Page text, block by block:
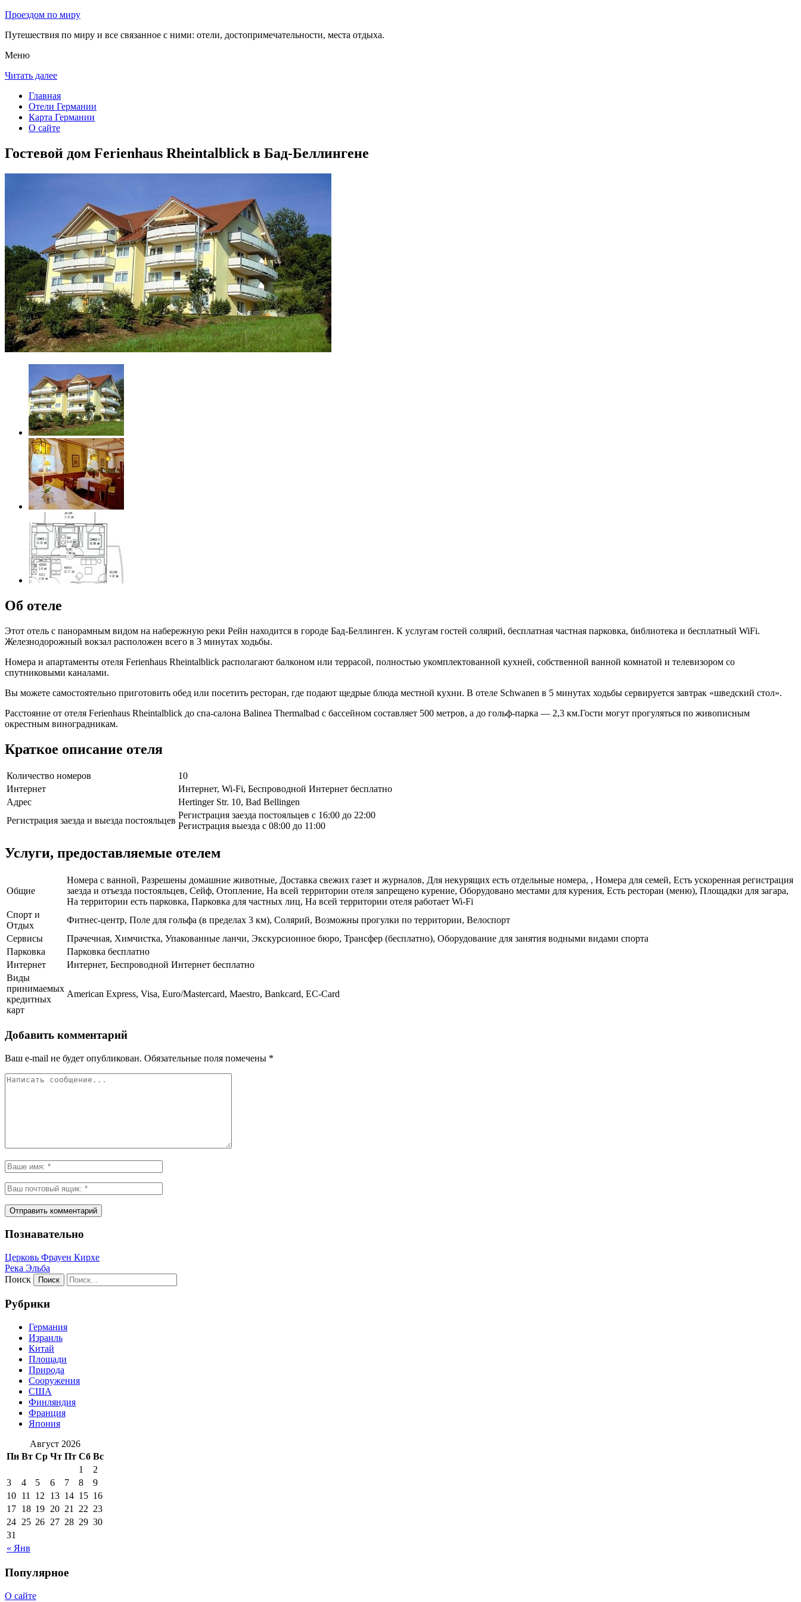
Проездом по миру
Путешествия по миру и все связанное с ними: отели, достопримечательности, места отдыха.
Меню
Читать далее
Главная
Отели Германии
Карта Германии
О сайте
Гостевой дом Ferienhaus Rheintalblick в Бад-Беллингене
Об отеле
Этот отель с панорамным видом на набережную реки Рейн находится в городе Бад-Беллинген. К услугам гостей солярий, бесплатная частная парковка, библиотека и бесплатный WiFi.
Железнодорожный вокзал расположен всего в 3 минутах ходьбы.
Номера и апартаменты отеля Ferienhaus Rheintalblick располагают балконом или террасой, полностью укомплектованной кухней, собственной ванной комнатой и телевизором со
спутниковыми каналами.
Вы можете самостоятельно приготовить обед или посетить ресторан, где подают щедрые блюда местной кухни. В отеле Schwanen в 5 минутах ходьбы сервируется завтрак «шведский стол».
Расстояние от отеля Ferienhaus Rheintalblick до спа-салона Balinea Thermalbad с бассейном составляет 500 метров, а до гольф-парка — 2,3 км.Гости могут прогуляться по живописным
окрестным виноградникам.
Краткое описание отеля
Количество номеров
10
Интернет
Интернет, Wi-Fi, Беспроводной Интернет бесплатно
Адрес
Hertinger Str. 10, Bad Bellingen
Регистрация заезда и выезда постояльцев
Регистрация заезда постояльцев с 16:00 до 22:00
Регистрация выезда с 08:00 до 11:00
Услуги, предоставляемые отелем
Общие
Номера с ванной, Разрешены домашние животные, Доставка свежих газет и журналов, Для некурящих есть отдельные номера, , Номера для семей, Есть ускоренная регистрация
заезда и отъезда постояльцев, Сейф, Отопление, На всей территории отеля запрещено курение, Оборудовано местами для курения, Есть ресторан (меню), Площадки для загара,
На территории есть парковка, Парковка для частных лиц, На всей территории отеля работает Wi-Fi
Спорт и
Отдых
Фитнес-центр, Поле для гольфа (в пределах 3 км), Солярий, Возможны прогулки по территории, Велоспорт
Сервисы
Прачечная, Химчистка, Упакованные ланчи, Экскурсионное бюро, Трансфер (бесплатно), Оборудование для занятия водными видами спорта
Парковка
Парковка бесплатно
Интернет
Интернет, Беспроводной Интернет бесплатно
Виды
принимаемых
кредитных
карт
American Express, Visa, Euro/Mastercard, Maestro, Bankcard, EC-Card
Добавить комментарий
Ваш e-mail не будет опубликован. Обязательные поля помечены *
Познавательно
Церковь Фрауен Кирхе
Река Эльба
Поиск
Рубрики
Германия
Израиль
Китай
Площади
Природа
Сооружения
США
Финляндия
Франция
Япония
Август 2026
Пн Вт Ср Чт Пт Сб Вс
« Янв
1
2
3
4 5 6 7 8
9
10 11 12 13 14 15 16
17 18 19 20 21 22 23
24 25 26 27 28 29 30
31
Популярное
О сайте